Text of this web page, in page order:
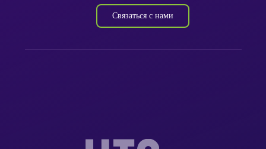
Связаться с нами